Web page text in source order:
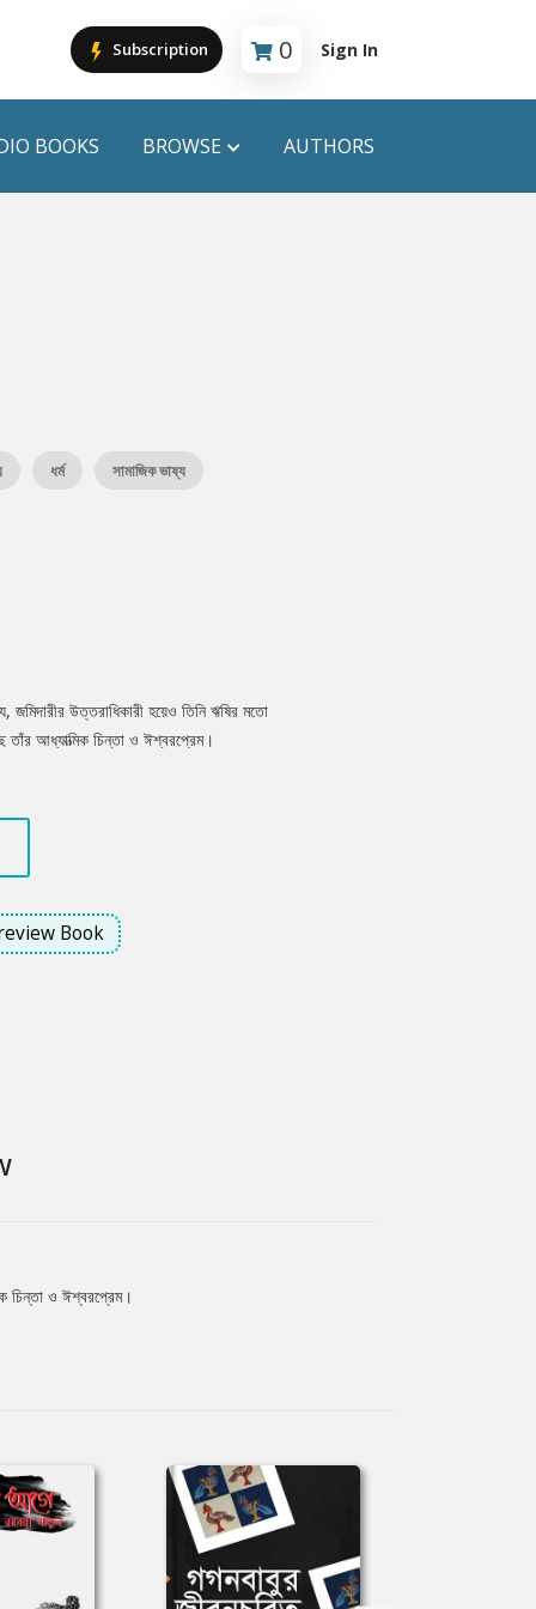
Subscription 0
Cart is empty
Sign In
BOOKS BROWSE AUTHORS
ধর্ম সামাজিক ভাষ্য
জমিদারীর উত্তরাধিকারী হয়েও তিনি ঋষির মতো
তাঁর আধ্যাত্মিক চিন্তা ও ঈশ্বরপ্রেম।
Book
চিন্তা ও ঈশ্বরপ্রেম।